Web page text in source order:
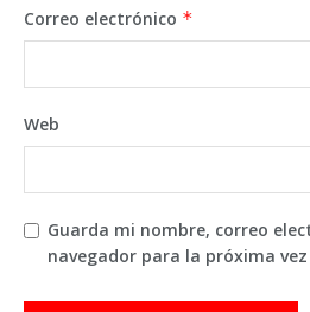
Correo electrónico *
Web
Guarda mi nombre, correo
navegador para la próxima